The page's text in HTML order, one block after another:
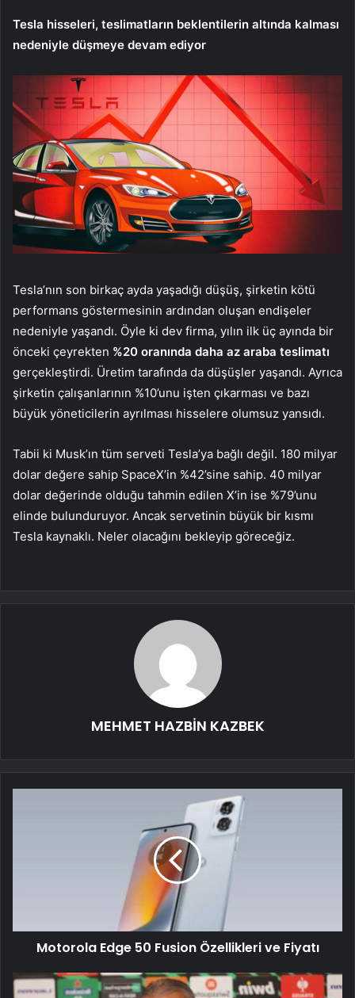
Tesla hisseleri, teslimatların beklentilerin altında kalması
nedeniyle düşmeye devam ediyor
Tesla’nın son birkaç ayda yaşadığı düşüş, şirketin kötü
performans göstermesinin ardından oluşan endişeler
nedeniyle yaşandı. Öyle ki dev firma, yılın ilk üç ayında bir
önceki çeyrekten %20 oranında daha az araba teslimatı
gerçekleştirdi. Üretim tarafında da düşüşler yaşandı. Ayrıca
şirketin çalışanlarının %10’unu işten çıkarması ve bazı
büyük yöneticilerin ayrılması hisselere olumsuz yansıdı.
Tabii ki Musk’ın tüm serveti Tesla’ya bağlı değil. 180 milyar
dolar değere sahip SpaceX’in %42’sine sahip. 40 milyar
dolar değerinde olduğu tahmin edilen X’in ise %79’unu
elinde bulunduruyor. Ancak servetinin büyük bir kısmı
Tesla kaynaklı. Neler olacağını bekleyip göreceğiz.
MEHMET HAZBİN KAZBEK
Motorola Edge 50 Fusion Özellikleri ve Fiyatı